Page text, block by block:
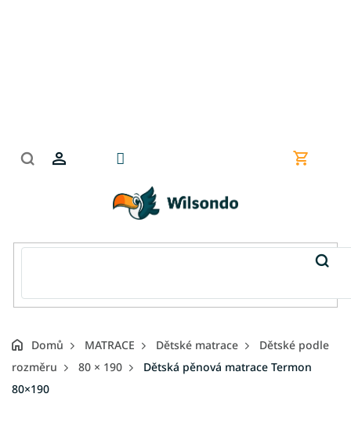
Nákupní
Domů MATRACE Dětské matrace
Dětské podle
rozměru
80 × 190
Dětská pěnová matrace Termon
80×190